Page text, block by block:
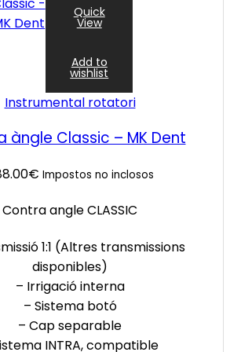
Quick
View
Add to
wishlist
Instrumental rotatori
àngle Classic – MK Dent
€ Impostos no inclosos
Contra angle CLASSIC
1:1 (Altres transmissions
disponibles)
– Irrigació interna
– Sistema botó
– Cap separable
INTRA, compatible